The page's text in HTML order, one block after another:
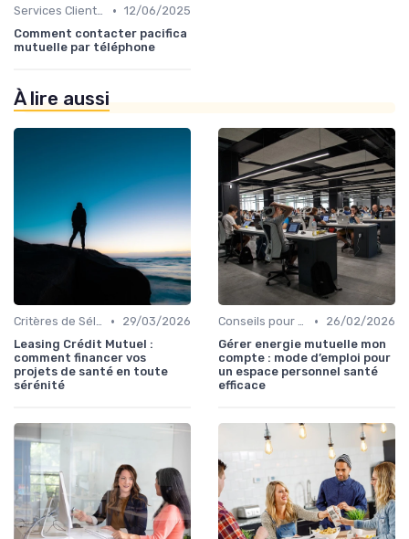
Services Clients et Assistance • 12/06/2025
Comment contacter pacifica
mutuelle par téléphone
À lire aussi
Critères de Sélection •
29/03/2026
Leasing Crédit Mutuel :
comment financer vos
projets de santé en toute
sérénité
Conseils pour Optimiser sa Couverture •
26/02/2026
Gérer energie mutuelle mon
compte : mode d’emploi pour
un espace personnel santé
efficace